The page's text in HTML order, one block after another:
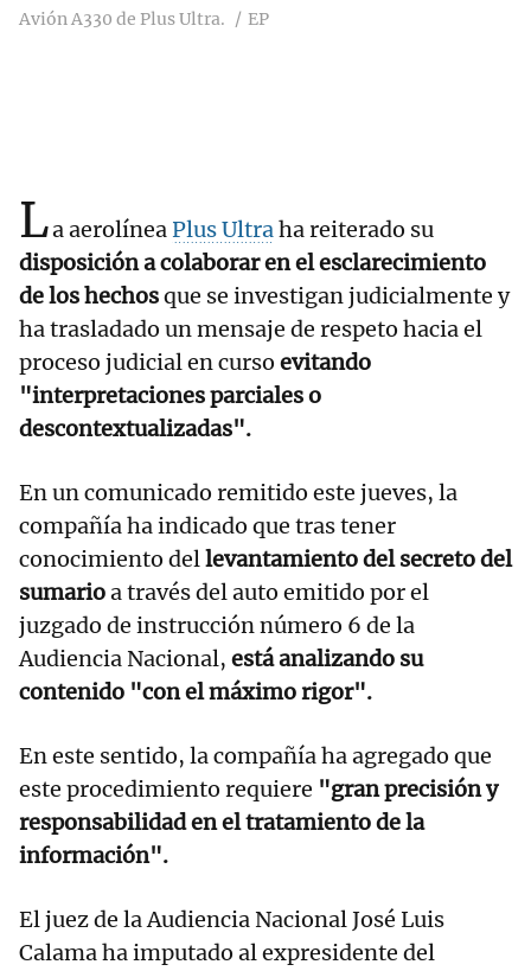
Avión A330 de Plus Ultra. EP
La aerolíneaPlus Ultraha reiterado su
disposición a colaborar en el esclarecimiento
de los hechosque se investigan judicialmente y
ha trasladado un mensaje de respeto hacia el
proceso judicial en curso evitando
"interpretaciones parciales o
descontextualizadas".
En un comunicado remitido este jueves, la
compañía ha indicado que tras tener
conocimiento dellevantamiento del secreto del
sumarioa través del auto emitido por el
juzgado de instrucción número 6 de la
Audiencia Nacional, está analizando su
contenido "con el máximo rigor".
En este sentido, la compañía ha agregado que
este procedimiento requiere "gran precisión y
responsabilidad en el tratamiento de la
información".
El juez de la Audiencia Nacional José Luis
Calama ha imputado al expresidente del